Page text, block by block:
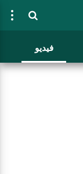
فيديو